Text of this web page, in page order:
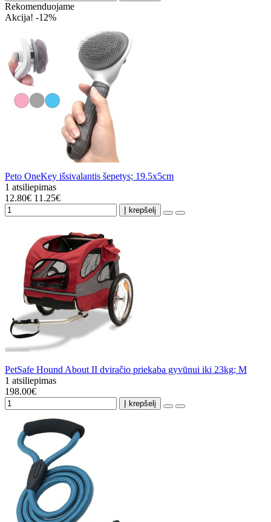
Rekomenduojame
Akcija! -12%
Peto OneKey išsivalantis šepetys; 19.5x5cm
1 atsiliepimas
12.80€ 11.25€
Į krepšelį
PetSafe Hound About II dviračio priekaba gyvūnui iki 23kg; M
1 atsiliepimas
198.00€
Į krepšelį